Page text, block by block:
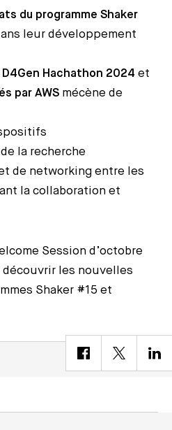
du programme Shaker
leur développement
Hachathon 2024 et
par AWS mécène de
la recherche
de networking entre les
la collaboration et
Session d’octobre
les nouvelles
Shaker #15 et